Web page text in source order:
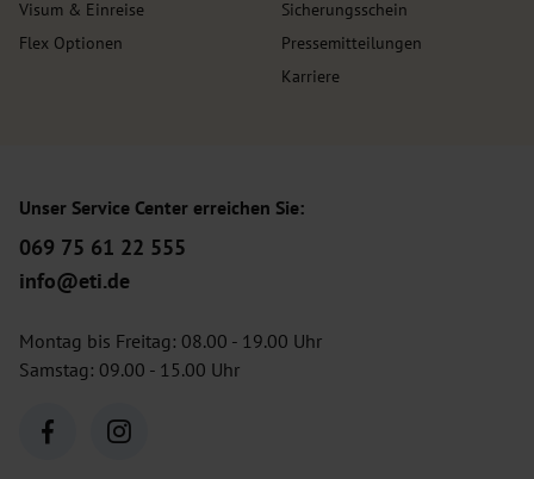
Visum & Einreise
Flex Optionen
Sicherungsschein
Pressemitteilungen
Karriere
Unser Service Center erreichen Sie:
069 75 61 22 555
info@eti.de
Montag bis Freitag: 08.00 - 19.00 Uhr
Samstag: 09.00 - 15.00 Uhr